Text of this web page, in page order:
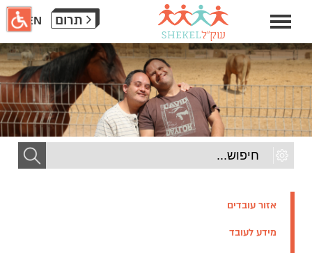
דף
אינטרנט,
לחץ
אנטר
כדי
לעבור
לאזור
תרום EN
אזור עובדים
מידע לעובד